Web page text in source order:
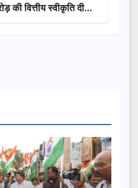
की वित्तीय स्वीकृति दी…